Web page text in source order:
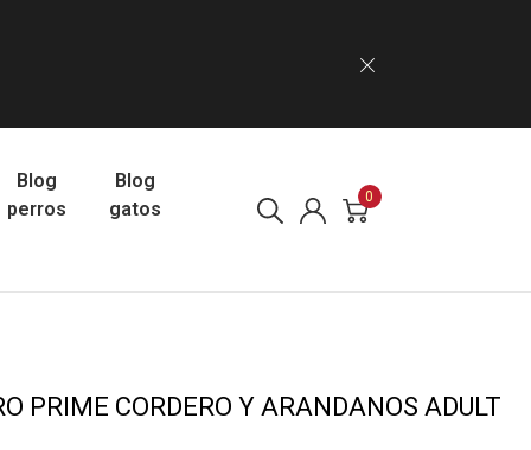
Blog
perros
Blog
gatos
0
PRIME CORDERO Y ARANDANOS ADULT